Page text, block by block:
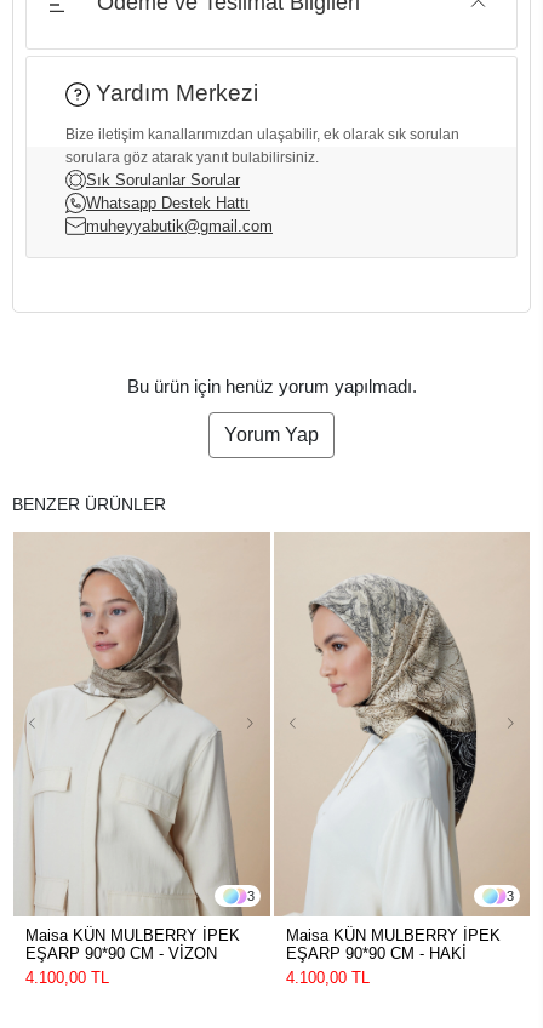
Yardım Merkezi
Bize iletişim kanallarımızdan ulaşabilir, ek olarak sık sorulan
sorulara göz atarak yanıt bulabilirsiniz.
Sık Sorulanlar Sorular
Whatsapp Destek Hattı
muheyyabutik@gmail.com
Bu ürün için henüz yorum yapılmadı.
Yorum Yap
BENZER ÜRÜNLER
3
Maisa KÜN MULBERRY İPEK
EŞARP 90*90 CM - VİZON
4.100,00 TL
3
Maisa KÜN MULBERRY İPEK
EŞARP 90*90 CM - HAKİ
4.100,00 TL